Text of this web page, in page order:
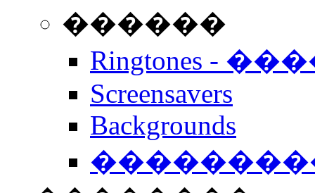
������
Ringtones -
Screensavers
Backgrounds